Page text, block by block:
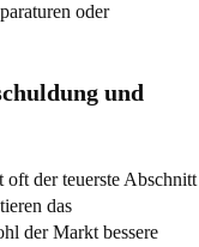
oder
und
oft der teuerste Abschnitt
das
der Markt bessere